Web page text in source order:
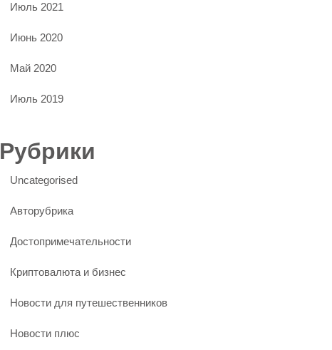
Июль 2021
Июнь 2020
Май 2020
Июль 2019
Рубрики
Uncategorised
Авторубрика
Достопримечательности
Криптовалюта и бизнес
Новости для путешественников
Новости плюс